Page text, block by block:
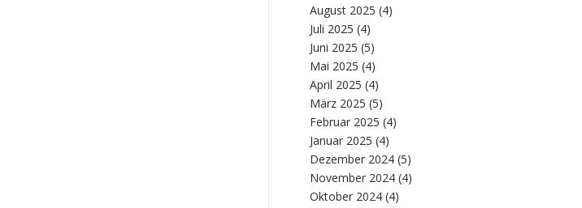
August 2025 (4)
Juli 2025 (4)
Juni 2025 (5)
Mai 2025 (4)
April 2025 (4)
März 2025 (5)
Februar 2025 (4)
Januar 2025 (4)
Dezember 2024 (5)
November 2024 (4)
Oktober 2024 (4)